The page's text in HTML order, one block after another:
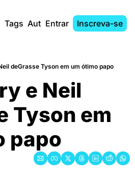
Tags AutoresEntrar Inscreva-se
deGrasse Tyson em um ótimo papo
e Neil
Tyson em
papo